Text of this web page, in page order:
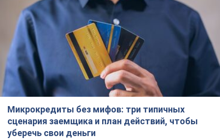
Микрокредиты без мифов: три типичных
сценария заемщика и план действий, чтобы
уберечь свои деньги